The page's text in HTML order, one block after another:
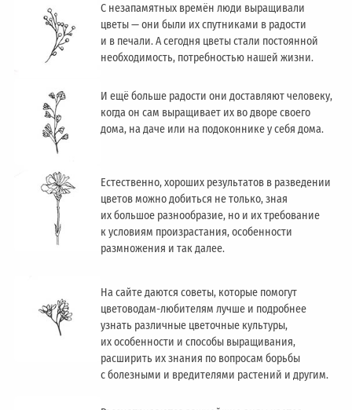
С незапамятных времён люди выращивали
цветы — они были их спутниками в радости
и в печали. А сегодня цветы стали постоянной
необходимость, потребностью нашей жизни.
И ещё больше радости они доставляют человеку,
когда он сам выращивает их во дворе своего
дома, на даче или на подоконнике у себя дома.
Естественно, хороших результатов в разведении
цветов можно добиться не только, зная
их большое разнообразие, но и их требование
к условиям произрастания, особенности
размножения и так далее.
На сайте даются советы, которые помогут
цветоводам-любителям лучше и подробнее
узнать различные цветочные культуры,
их особенности и способы выращивания,
расширить их знания по вопросам борьбы
с болезными и вредителями растений и другим.